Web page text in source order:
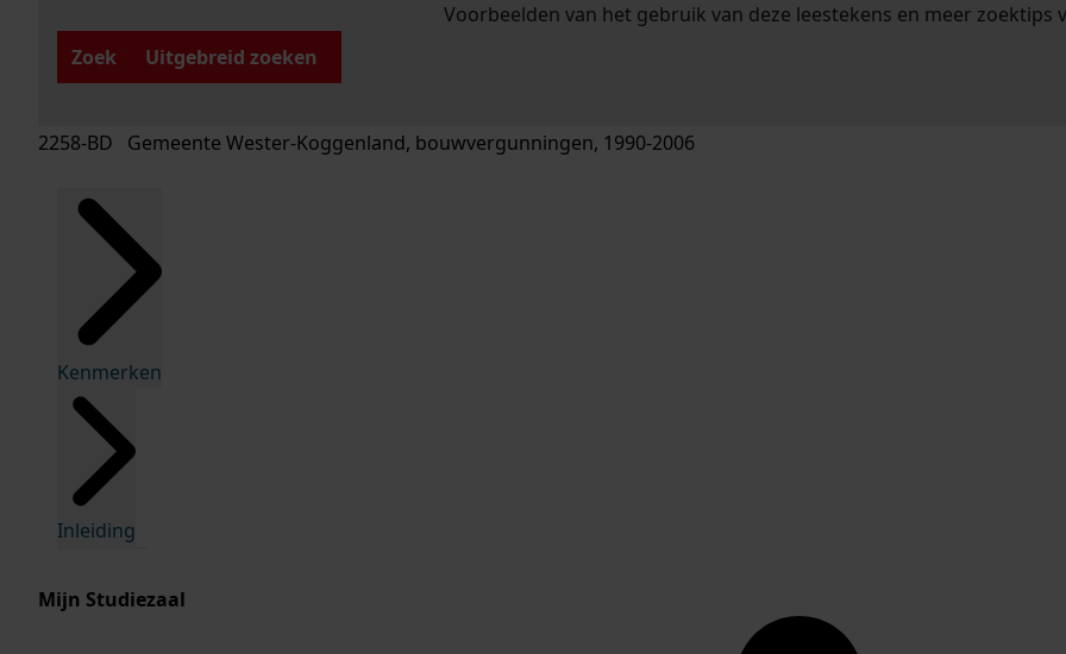
Voorbeelden van het gebruik van deze leestekens en meer zoektips
Zoek
Uitgebreid zoeken
2258-BD Gemeente Wester-Koggenland, bouwvergunningen, 1990-2006
Kenmerken
Inleiding
Mijn Studiezaal